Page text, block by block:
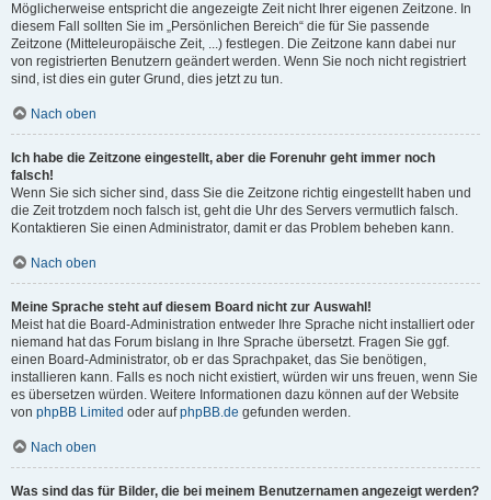
Möglicherweise entspricht die angezeigte Zeit nicht Ihrer eigenen Zeitzone. In
diesem Fall sollten Sie im „Persönlichen Bereich“ die für Sie passende
Zeitzone (Mitteleuropäische Zeit, ...) festlegen. Die Zeitzone kann dabei nur
von registrierten Benutzern geändert werden. Wenn Sie noch nicht registriert
sind, ist dies ein guter Grund, dies jetzt zu tun.
Nach oben
Ich habe die Zeitzone eingestellt, aber die Forenuhr geht immer noch
falsch!
Wenn Sie sich sicher sind, dass Sie die Zeitzone richtig eingestellt haben und
die Zeit trotzdem noch falsch ist, geht die Uhr des Servers vermutlich falsch.
Kontaktieren Sie einen Administrator, damit er das Problem beheben kann.
Nach oben
Meine Sprache steht auf diesem Board nicht zur Auswahl!
Meist hat die Board-Administration entweder Ihre Sprache nicht installiert oder
niemand hat das Forum bislang in Ihre Sprache übersetzt. Fragen Sie ggf.
einen Board-Administrator, ob er das Sprachpaket, das Sie benötigen,
installieren kann. Falls es noch nicht existiert, würden wir uns freuen, wenn Sie
es übersetzen würden. Weitere Informationen dazu können auf der Website
von phpBB Limited oder aufphpBB.de gefunden werden.
Nach oben
Was sind das für Bilder, die bei meinem Benutzernamen angezeigt werden?